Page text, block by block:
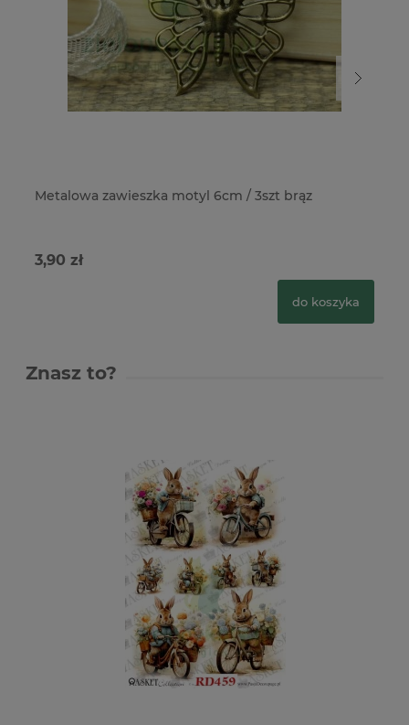
Metalowa zawieszka motyl 6cm / 3szt brąz
3,90 zł
do koszyka
Znasz to?